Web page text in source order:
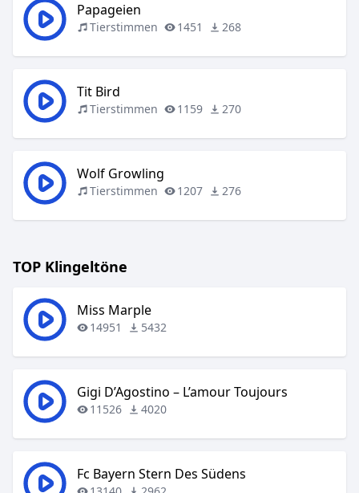
Papageien
Tierstimmen 1451 268
Tit Bird
Tierstimmen 1159 270
Wolf Growling
Tierstimmen 1207 276
TOP Klingeltöne
Miss Marple
14951 5432
Gigi D’Agostino – L’amour Toujours
11526 4020
Fc Bayern Stern Des Südens